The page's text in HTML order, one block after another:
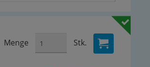
Menge Stk.